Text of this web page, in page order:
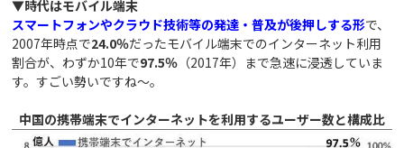
▼時代はモバイル端末
スマートフォンやクラウド技術等の発達・普及が後押しする形で、
2007年時点で24.0％だったモバイル端末でのインターネット利用
割合が、わずか10年で97.5％ （2017年）まで急速に浸透していま
す。すごい勢いですね～。
中国の携帯端末でインターネットを利用するユーザー数と構成比